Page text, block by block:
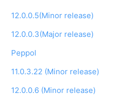
12.0.0.5(Minor release)
12.0.0.3(Major release)
Peppol
11.0.3.22 (Minor release)
12.0.0.6 (Minor release)